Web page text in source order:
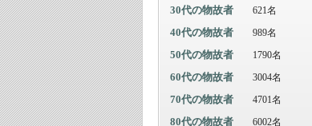
30代の物故者 621名
40代の物故者 989名
50代の物故者 1790名
60代の物故者 3004名
70代の物故者 4701名
80代の物故者 6002名